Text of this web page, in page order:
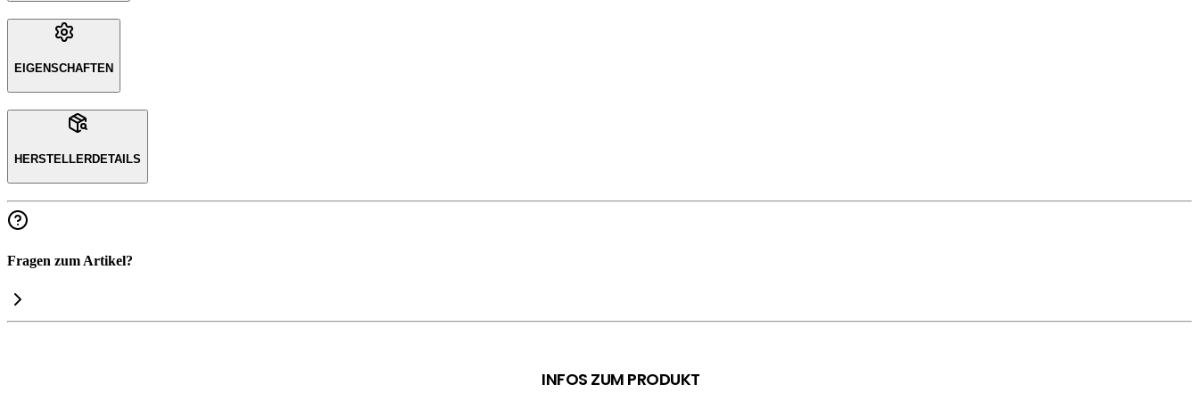
EIGENSCHAFTEN
HERSTELLERDETAILS
Fragen zum Artikel?
INFOS ZUM PRODUKT